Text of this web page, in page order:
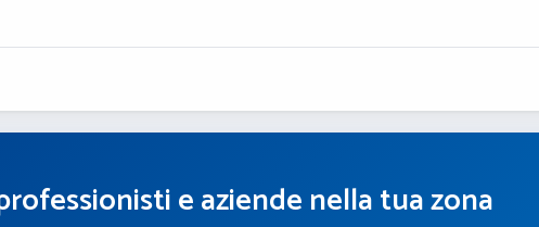
e aziende nella tua zona